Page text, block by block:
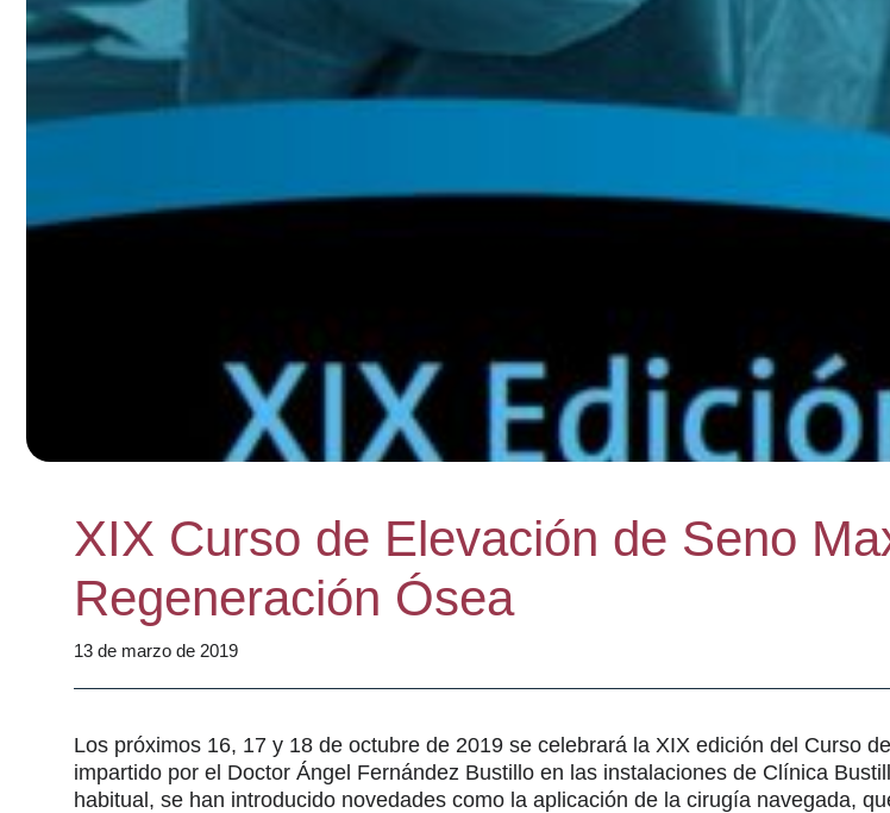
XIX Curso de Elevación de Seno
Regeneración Ósea
13 de marzo de 2019
Los próximos 16, 17 y 18 de octubre de 2019 se celebrará la XIX edición del Curso
impartido por el Doctor Ángel Fernández Bustillo en las instalaciones de Clínica
habitual, se han introducido novedades como la aplicación de la cirugía navegada,